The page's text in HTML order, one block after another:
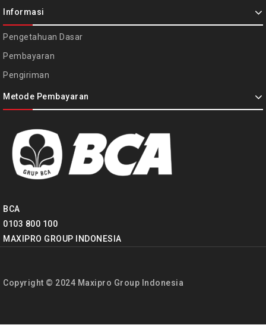
Informasi
Pengetahuan Dasar
Pembayaran
Pengiriman
Metode Pembayaran
BCA
0103 800 100
MAXIPRO GROUP INDONESIA
Copyright © 2024 Maxipro Group Indonesia